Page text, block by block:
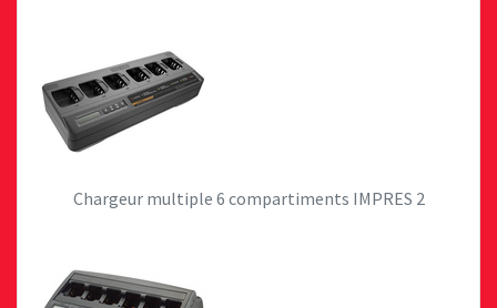
Chargeur multiple 6 compartiments IMPRES 2